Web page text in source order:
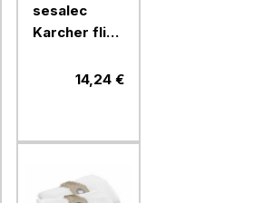
sesalec
Karcher flis
WD2/3 in SE
vrečke
14,24 €